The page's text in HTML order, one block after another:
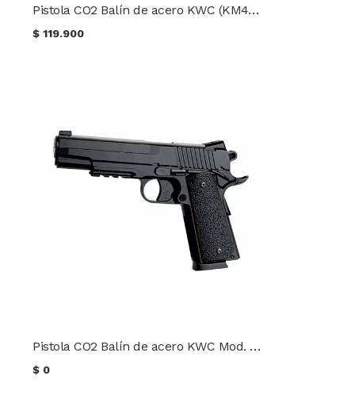
Pistola CO2 Balín de acero KWC (KM47) Mod. SIG SP 2022 ver. slide metálico
$119.900
Pistola CO2 Balín de acero KWC Mod. Colt 1911
$ 0